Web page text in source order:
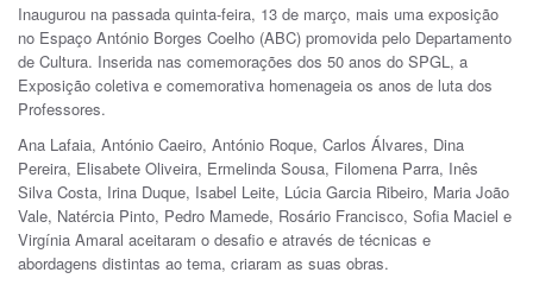
Inaugurou na passada quinta-feira, 13 de março, mais uma exposição
no Espaço António Borges Coelho (ABC) promovida pelo Departamento
de Cultura. Inserida nas comemorações dos 50 anos do SPGL, a
Exposição coletiva e comemorativa homenageia os anos de luta dos
Professores.
Ana Lafaia, António Caeiro, António Roque, Carlos Álvares, Dina
Pereira, Elisabete Oliveira, Ermelinda Sousa, Filomena Parra, Inês
Silva Costa, Irina Duque, Isabel Leite, Lúcia Garcia Ribeiro, Maria João
Vale, Natércia Pinto, Pedro Mamede, Rosário Francisco, Sofia Maciel e
Virgínia Amaral aceitaram o desafio e através de técnicas e
abordagens distintas ao tema, criaram as suas obras.